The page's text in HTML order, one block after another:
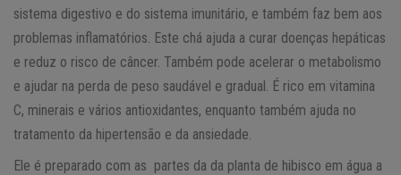
sistema digestivo e do sistema imunitário, e também faz bem aos
problemas inflamatórios. Este chá ajuda a curar doenças hepáticas
e reduz o risco de câncer. Também pode acelerar o metabolismo
e ajudar na perda de peso saudável e gradual. É rico em vitamina
C, minerais e vários antioxidantes, enquanto também ajuda no
tratamento da hipertensão e da ansiedade.
Ele é preparado com as partes da da planta de hibisco em água a